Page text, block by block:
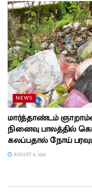
NEWS
மார்த்தாண்டம்
நினைவு பாலத்தில்
கலப்பதால் நோய்
AUGUST 6, 2026